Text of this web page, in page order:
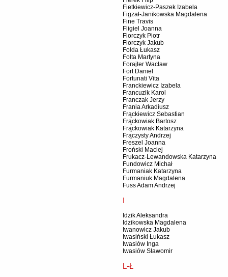
Fietkiewicz-Paszek Izabela
Figzał-Janikowska Magdalena
Fine Travis
Fligiel Joanna
Florczyk Piotr
Florczyk Jakub
Folda Łukasz
Fołta Martyna
Forajter Wacław
Fort Daniel
Fortunati Vita
Franckiewicz Izabela
Francuzik Karol
Franczak Jerzy
Frania Arkadiusz
Frąckiewicz Sebastian
Frąckowiak Bartosz
Frąckowiak Katarzyna
Frączysty Andrzej
Freszel Joanna
Froński Maciej
Frukacz-Lewandowska Katarzyna
Fundowicz Michał
Furmaniak Katarzyna
Furmaniuk Magdalena
Fuss Adam Andrzej
I
Idzik Aleksandra
Idzikowska Magdalena
Iwanowicz Jakub
Iwasiński Łukasz
Iwasiów Inga
Iwasiów Sławomir
L-Ł